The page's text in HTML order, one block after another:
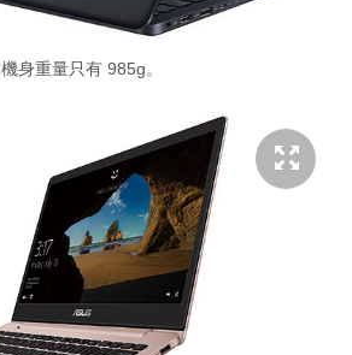
機身重量只有 985g。